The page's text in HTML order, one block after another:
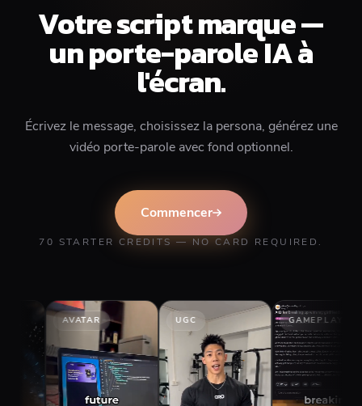
Votre script marque —
un porte-parole IA à
l'écran.
Écrivez le message, choisissez la persona, générez une
vidéo porte-parole avec fond optionnel.
Commencer
70 STARTER CREDITS — NO CARD REQUIRED.
GAMEPLAY